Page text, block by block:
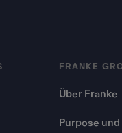
FRANKE
Über Franke
Purpose und